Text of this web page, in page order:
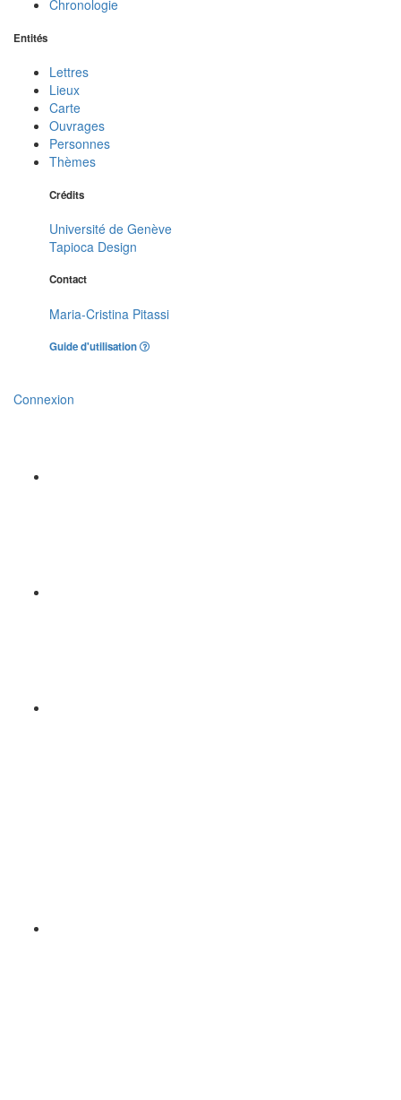
Chronologie
Entités
Lettres
Lieux
Carte
Ouvrages
Personnes
Thèmes
Crédits
Université de Genève
Tapioca Design
Contact
Maria-Cristina Pitassi
Guide d'utilisation
Connexion